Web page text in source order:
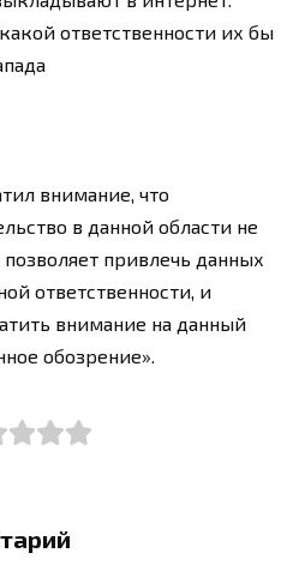
ответственности их бы
внимание, что
в данной области не
привлечь данных
ответственности, и
внимание на данный
обозрение».